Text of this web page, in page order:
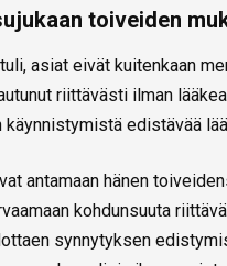
toiveiden
asiat eivät kuitenkaan
riittävästi ilman
käynnistymistä edistävää
antamaan hänen
kohdunsuuta
synnytyksen